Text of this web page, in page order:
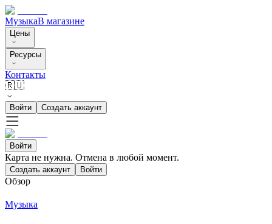
МузыкаВ магазине
Цены
Ресурсы
Контакты
🇷🇺
Войти Создать аккаунт
Войти
Карта не нужна. Отмена в любой момент.
Создать аккаунт Войти
Обзор
Музыка